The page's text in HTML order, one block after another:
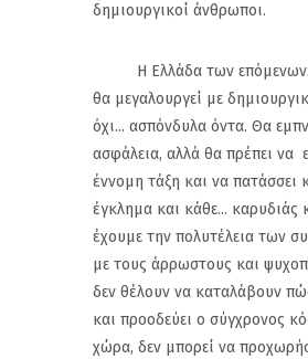
δημιουργικοί άνθρωποι.
Η Ελλάδα των
θα μεγαλουργεί με
όχι... ασπόνδυλα όντα. Θα
ασφάλεια, αλλά θα πρέπει να
έννομη τάξη και να πατάσσει
έγκλημα και κάθε... καρυδιάς
έχουμε την πολυτέλεια των
με τους άρρωστους και
δεν θέλουν να καταλάβουν
και προοδεύει ο σύγχρονος
χώρα, δεν μπορεί να